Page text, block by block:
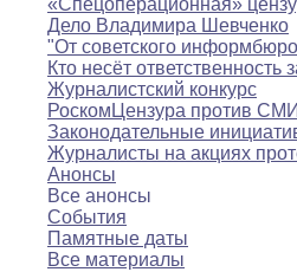
«Спецоперационная»
Дело Владимира Шевченко
"От советского
Кто несёт
Журналистский конкурс
РоскомЦензура против СМИ
Законодательные
Журналисты на акциях
Анонсы
Все анонсы
События
Памятные даты
Все материалы